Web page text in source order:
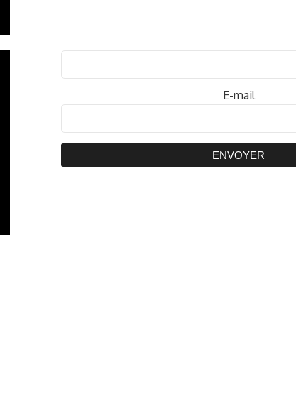
E-mail
ENVOYER